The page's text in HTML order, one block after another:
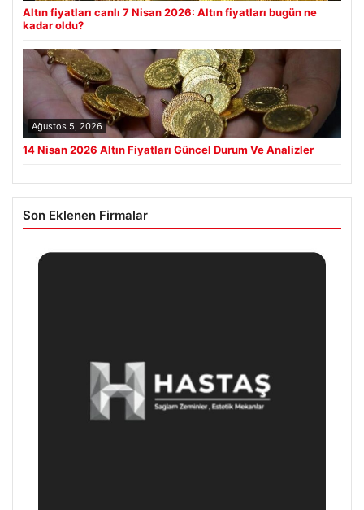
Altın fiyatları canlı 7 Nisan 2026: Altın fiyatları bugün ne
kadar oldu?
Ağustos 5, 2026
14 Nisan 2026 Altın Fiyatları Güncel Durum Ve Analizler
Son Eklenen Firmalar